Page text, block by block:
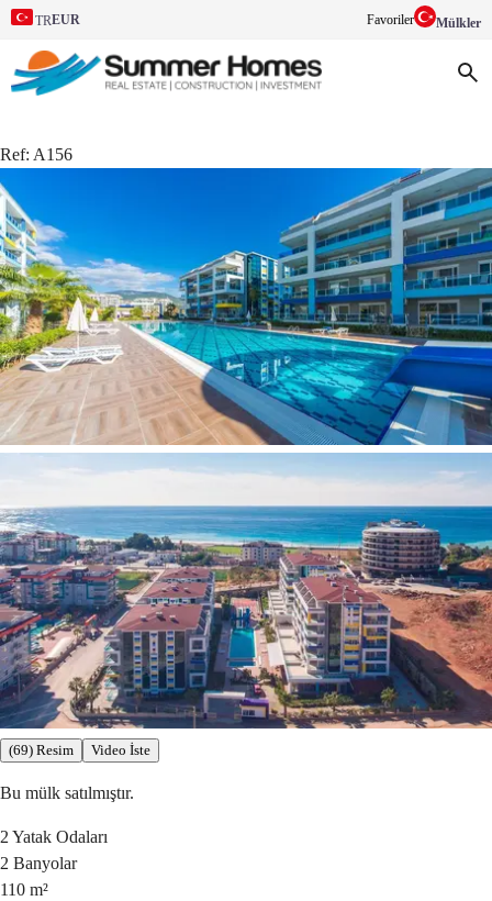
TREUR Favoriler Mülkler
Ref: A156
(69) Resim Video İste
Bu mülk satılmıştır.
2 Yatak Odaları
2 Banyolar
110 m²